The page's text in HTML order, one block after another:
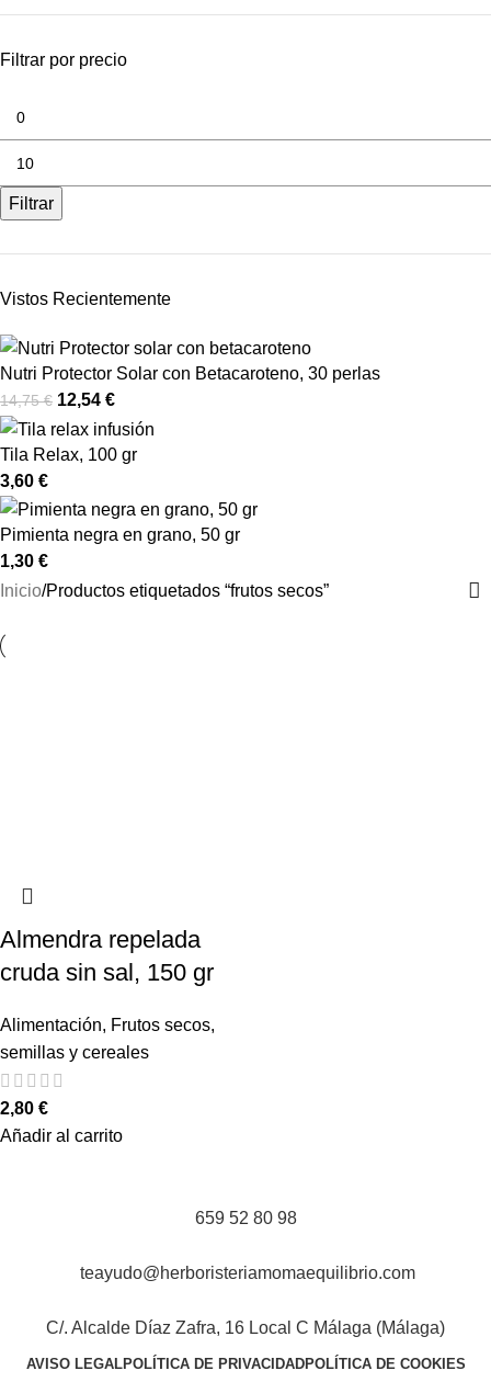
Filtrar por precio
Filtrar
Vistos Recientemente
Nutri Protector Solar con Betacaroteno, 30 perlas
14,75€ 12,54 €
Tila Relax, 100 gr
3,60 €
Pimienta negra en grano, 50 gr
1,30 €
Inicio Productos etiquetados “frutos secos”
Almendra repelada
cruda sin sal, 150 gr
Alimentación, Frutos secos,
semillas y cereales
2,80 €
Añadir al carrito
659 52 80 98
teayudo@herboristeriamomaequilibrio.com
C/. Alcalde Díaz Zafra, 16 Local C Málaga (Málaga)
AVISO LEGALPOLÍTICA DE PRIVACIDADPOLÍTICA DE COOKIES